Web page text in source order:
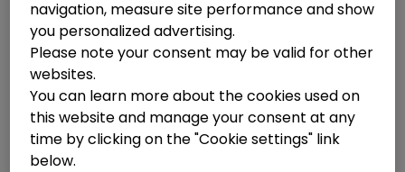
Probiyotik Nedir, Faydaları Nelerdir?
navigation, measure site performance and show
you personalized advertising.
Please note your consent may be valid for other
websites.
You can learn more about the cookies used on
this website and manage your consent at any
time by clicking on the "Cookie settings" link
below.